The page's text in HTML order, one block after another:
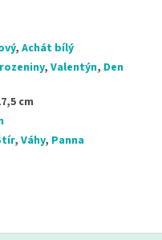
, Achát bílý
, Valentýn, Den
cm
, Váhy, Panna